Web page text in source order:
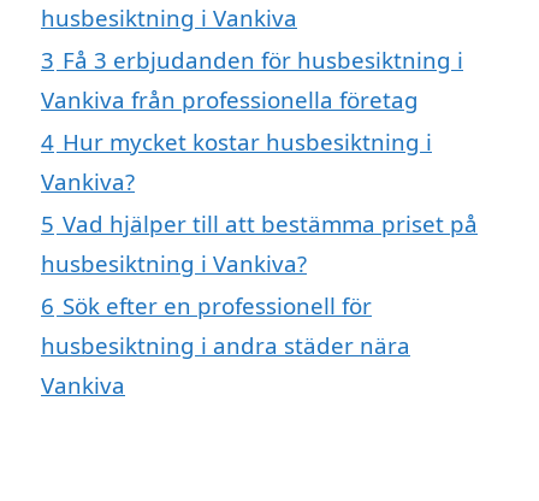
husbesiktning i Vankiva
3 Få 3 erbjudanden för husbesiktning i
Vankiva från professionella företag
4 Hur mycket kostar husbesiktning i
Vankiva?
5 Vad hjälper till att bestämma priset på
husbesiktning i Vankiva?
6 Sök efter en professionell för
husbesiktning i andra städer nära
Vankiva